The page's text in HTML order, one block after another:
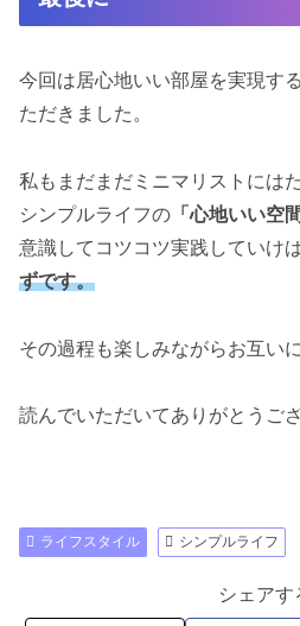
今回は居心地いい部屋を実現す
ただきました。
私もまだまだミニマリストには
シンプルライフの 「心地いい空
意識してコツコツ実践していけ
ずです。
その過程も楽しみながらお互い
読んでいただいてありがとうご
ライフスタイル シンプルライフ
シェアす